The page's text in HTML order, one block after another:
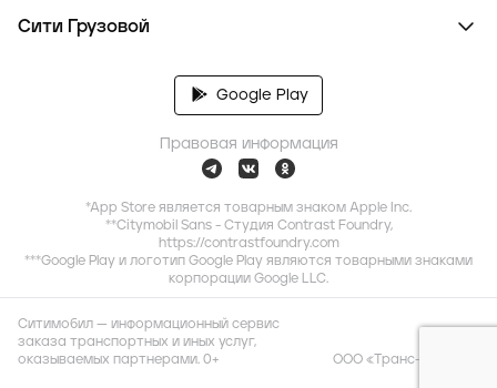
Сити Грузовой
Google Play
Правовая информация
*App Store является товарным знаком Apple Inc.
**Citymobil Sans - Студия Contrast Foundry,
https://contrastfoundry.com
***Google Play и логотип Google Play являются товарными знаками
корпорации Google LLC.
Ситимобил — информационный сервис
заказа транспортных и иных услуг,
оказываемых партнерами. 0+
ООО «Транс-Миссия»